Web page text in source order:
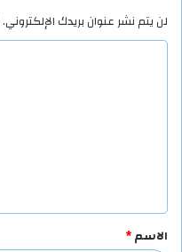
لن يتم نشر عنوان بريدك الإلكتروني.
ق
*
الاسم*